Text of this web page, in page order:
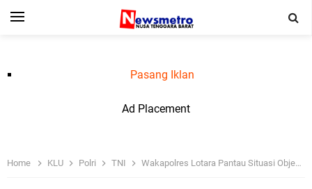
Pasang Iklan
Ad Placement
Home KLU Polri TNI Wakapolres Lotara Pantau Situasi Objek Wisata di KLU